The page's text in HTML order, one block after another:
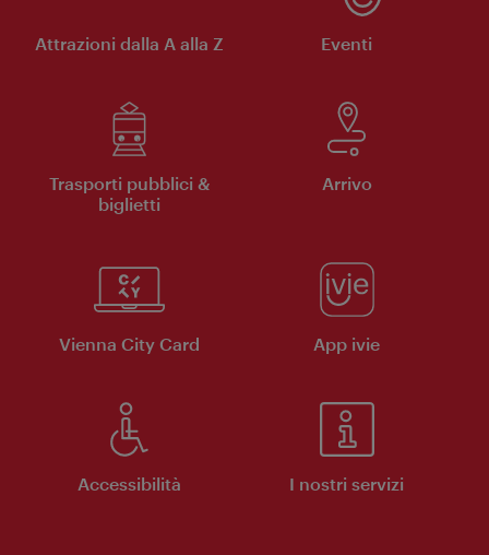
Attrazioni dalla A alla Z Eventi
Trasporti pubblici &
biglietti
Arrivo
Vienna City Card App ivie
Accessibilità I nostri servizi